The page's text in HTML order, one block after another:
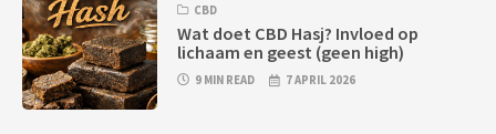
CBD
Wat doet CBD Hasj? Invloed op
lichaam en geest (geen high)
9 MIN READ 7 APRIL 2026